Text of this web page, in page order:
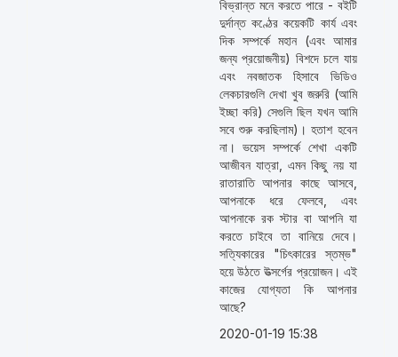
বিভ্রান্ত মনে করতে পারে - বইটি
দুর্দান্ত কণ্ঠের কয়েকটি কার্য এবং
দিক সম্পর্কে মহান (এবং আমার
জন্য প্রয়োজনীয়) বিশদে চলে যায়
এবং নবজাতক হিসাবে ভিডিও
লেকচারগুলি দেখা খুব জরুরি (আমি
ইচ্ছা করি) সেগুলি ছিল যখন আমি
সবে শুরু করছিলাম)। হতাশ হবেন
না। ভয়েস সম্পর্কে শেখা একটি
আজীবন যাত্রা, এমন কিছু নয় যা
রাতারাতি আপনার কাছে আসবে,
আপনাকে ধরে ফেলবে, এবং
আপনাকে রক স্টার বা আপনি যা
করতে চাইবে তা বানিয়ে দেবে।
সত্যিকারের "চিৎকারের স্তম্ভ"
হয়ে উঠতে উত্সর্গের প্রয়োজন। এই
কাজের যোগ্যতা কি আপনার
আছে?
2020-01-19 15:38